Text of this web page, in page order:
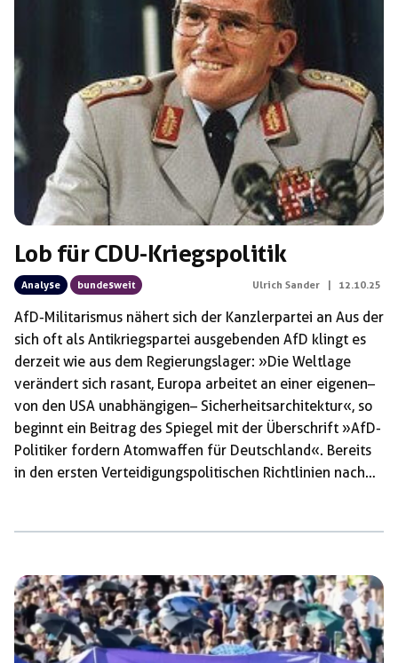
Lob für CDU-Kriegspolitik
Analyse bundesweit Ulrich Sander | 12.10.25
AfD-Militarismus nähert sich der Kanzlerpartei an Aus der
sich oft als Antikriegspartei ausgebenden AfD klingt es
derzeit wie aus dem Regierungslager: »Die Weltlage
verändert sich rasant, Europa arbeitet an einer eigenen –
von den USA unabhängigen – Sicherheitsarchitektur«, so
beginnt ein Beitrag des Spiegel mit der Überschrift »AfD-
Politiker fordern Atomwaffen für Deutschland«. Bereits
in den ersten Verteidigungspolitischen Richtlinien nach
neuen Deutschlands gerückt. Von Naumann stammt der
Satz: »Es gibt zwei Währungen in der Welt:
wirtschaftliche Macht und die militärischen Mittel, sie
durchzusetzen« (laut Spiegel 3/93). Zu seiner Zeit wurde